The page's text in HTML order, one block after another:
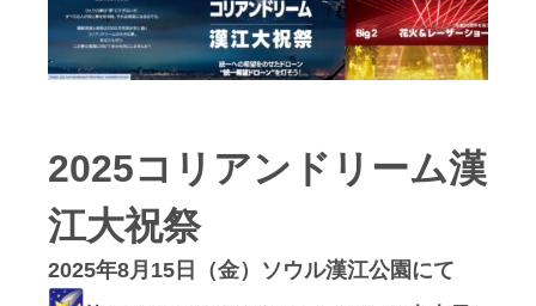
2025コリアンドリーム漢
江大祝祭
2025年8月15日（金）ソウル漢江公園にて